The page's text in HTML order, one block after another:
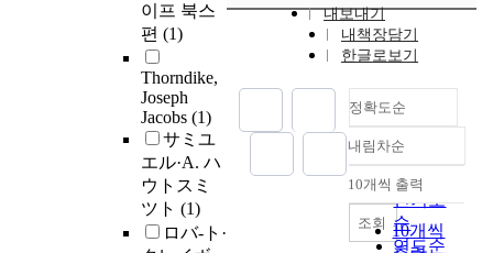
이프 북스
편 (1)
Thorndike,
Joseph
Jacobs (1)
サミユ
エル·A. ハ
ウトスミ
ツト (1)
ロバ-ト·
내보내기
내책장담기
한글로보기
정확도순
정확도
순
인기도
순
연도순
내림차순
내림차순
10개씩 출력
10개씩
조회